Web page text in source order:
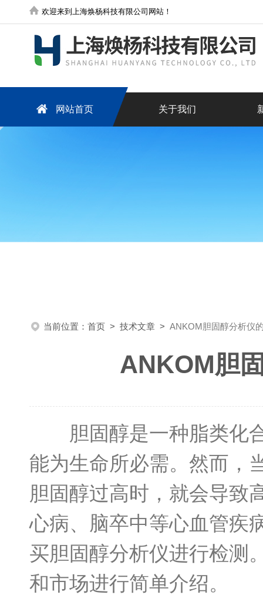
欢迎来到上海焕杨科技有限公司网站！
网站首页 关于我们
当前位置： 首页 > 技术文章 > ANKOM胆固醇分析仪
ANKOM胆
胆固醇是一种脂类化合
能为生命所必需。然而，
胆固醇过高时，就会导致
心病、脑卒中等心血管疾
买胆固醇分析仪进行检测
和市场进行简单介绍。